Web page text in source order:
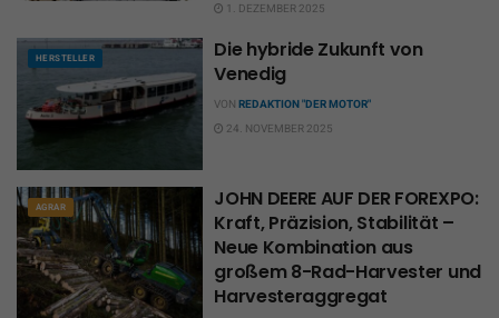
1. DEZEMBER 2025
HERSTELLER
Die hybride Zukunft von
Venedig
VON REDAKTION "DER MOTOR"
24. NOVEMBER 2025
AGRAR
JOHN DEERE AUF DER FOREXPO:
Kraft, Präzision, Stabilität –
Neue Kombination aus
großem 8-Rad-Harvester und
Harvesteraggregat